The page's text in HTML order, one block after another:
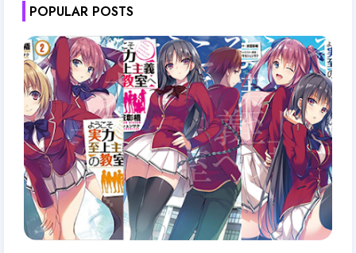
POPULAR POSTS